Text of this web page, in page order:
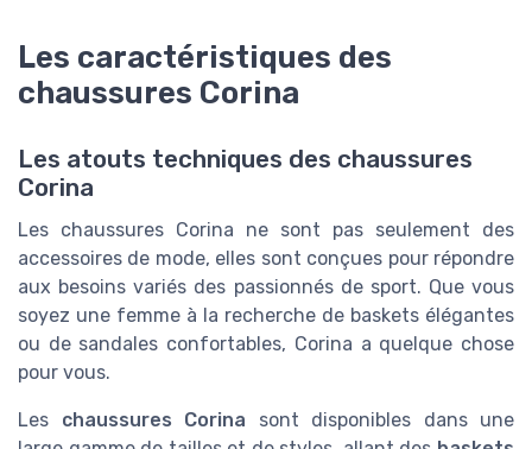
Les caractéristiques des
chaussures Corina
Les atouts techniques des chaussures
Corina
Les chaussures Corina ne sont pas seulement des
accessoires de mode, elles sont conçues pour répondre
aux besoins variés des passionnés de sport. Que vous
soyez une femme à la recherche de baskets élégantes
ou de sandales confortables, Corina a quelque chose
pour vous.
Les chaussures Corina sont disponibles dans une